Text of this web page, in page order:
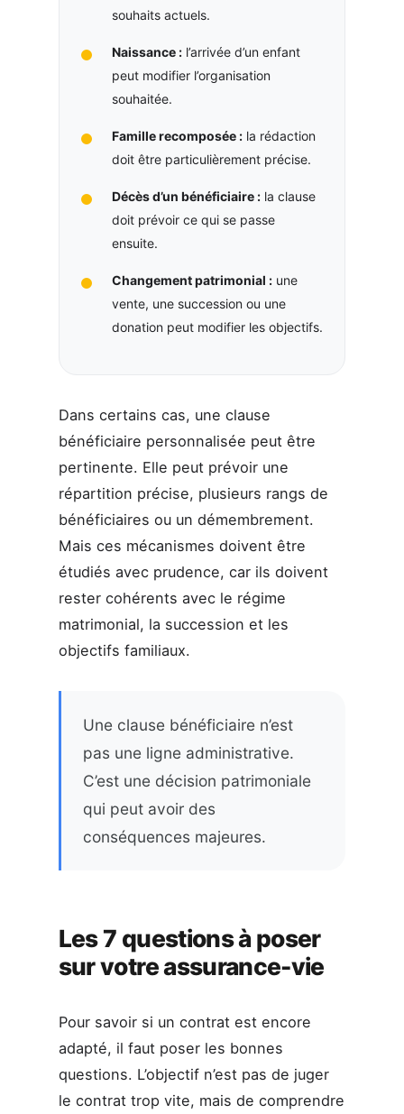
souhaits actuels.
Naissance :l’arrivée d’un enfant
peut modifier l’organisation
souhaitée.
Famille recomposée :la rédaction
doit être particulièrement précise.
Décès d’un bénéficiaire :la clause
doit prévoir ce qui se passe
ensuite.
Changement patrimonial :une
vente, une succession ou une
donation peut modifier les objectifs.
Dans certains cas, une clause
bénéficiaire personnalisée peut être
pertinente. Elle peut prévoir une
répartition précise, plusieurs rangs de
bénéficiaires ou un démembrement.
Mais ces mécanismes doivent être
étudiés avec prudence, car ils doivent
rester cohérents avec le régime
matrimonial, la succession et les
objectifs familiaux.
Une clause bénéficiaire n’est
pas une ligne administrative.
C’est une décision patrimoniale
qui peut avoir des
conséquences majeures.
Les 7 questions à poser
sur votre assurance-vie
Pour savoir si un contrat est encore
adapté, il faut poser les bonnes
questions. L’objectif n’est pas de juger
le contrat trop vite, mais de comprendre